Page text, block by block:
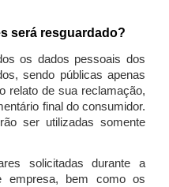
será resguardado?
os dados pessoais dos
sendo públicas apenas
relato de sua reclamação,
final do consumidor.
ser utilizadas somente
solicitadas durante a
empresa, bem como os